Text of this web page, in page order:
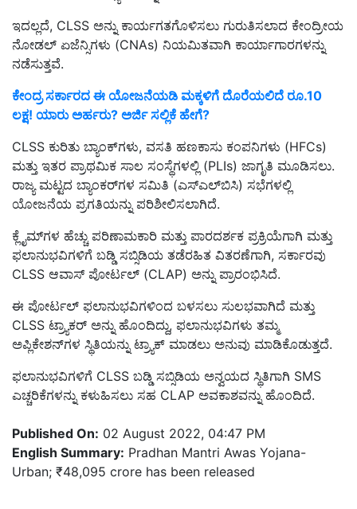
ಇದಲ್ಲದೆ, CLSS ಅನ್ನು ಕಾರ್ಯಗತಗೊಳಿಸಲು ಗುರುತಿಸಲಾದ ಕೇಂದ್ರೀಯ
ನೋಡಲ್ ಏಜೆನ್ಸಿಗಳು (CNAs) ನಿಯಮಿತವಾಗಿ ಕಾರ್ಯಾಗಾರಗಳನ್ನು
ನಡೆಸುತ್ತವೆ.
ಕೇಂದ್ರ ಸರ್ಕಾರದ ಈ ಯೋಜನೆಯಡಿ ಮಕ್ಕಳಿಗೆ ದೊರೆಯಲಿದೆ ರೂ.10
ಲಕ್ಷ! ಯಾರು ಅರ್ಹರು? ಅರ್ಜಿ ಸಲ್ಲಿಕೆ ಹೇಗೆ?
CLSS ಕುರಿತು ಬ್ಯಾಂಕ್‌ಗಳು, ವಸತಿ ಹಣಕಾಸು ಕಂಪನಿಗಳು (HFCs)
ಮತ್ತು ಇತರ ಪ್ರಾಥಮಿಕ ಸಾಲ ಸಂಸ್ಥೆಗಳಲ್ಲಿ (PLIs) ಜಾಗೃತಿ ಮೂಡಿಸಲು.
ರಾಜ್ಯ ಮಟ್ಟದ ಬ್ಯಾಂಕರ್‌ಗಳ ಸಮಿತಿ (ಎಸ್‌ಎಲ್‌ಬಿಸಿ) ಸಭೆಗಳಲ್ಲಿ
ಯೋಜನೆಯ ಪ್ರಗತಿಯನ್ನು ಪರಿಶೀಲಿಸಲಾಗಿದೆ.
ಕ್ಲೈಮ್‌ಗಳ ಹೆಚ್ಚು ಪರಿಣಾಮಕಾರಿ ಮತ್ತು ಪಾರದರ್ಶಕ ಪ್ರಕ್ರಿಯೆಗಾಗಿ ಮತ್ತು
ಫಲಾನುಭವಿಗಳಿಗೆ ಬಡ್ಡಿ ಸಬ್ಸಿಡಿಯ ತಡೆರಹಿತ ವಿತರಣೆಗಾಗಿ, ಸರ್ಕಾರವು
CLSS ಆವಾಸ್ ಪೋರ್ಟಲ್ (CLAP) ಅನ್ನು ಪ್ರಾರಂಭಿಸಿದೆ.
ಈ ಪೋರ್ಟಲ್ ಫಲಾನುಭವಿಗಳಿಂದ ಬಳಸಲು ಸುಲಭವಾಗಿದೆ ಮತ್ತು
CLSS ಟ್ರ್ಯಾಕರ್ ಅನ್ನು ಹೊಂದಿದ್ದು, ಫಲಾನುಭವಿಗಳು ತಮ್ಮ
ಅಪ್ಲಿಕೇಶನ್‌ಗಳ ಸ್ಥಿತಿಯನ್ನು ಟ್ರ್ಯಾಕ್ ಮಾಡಲು ಅನುವು ಮಾಡಿಕೊಡುತ್ತದೆ.
ಫಲಾನುಭವಿಗಳಿಗೆ CLSS ಬಡ್ಡಿ ಸಬ್ಸಿಡಿಯ ಅನ್ವಯದ ಸ್ಥಿತಿಗಾಗಿ SMS
ಎಚ್ಚರಿಕೆಗಳನ್ನು ಕಳುಹಿಸಲು ಸಹ CLAP ಅವಕಾಶವನ್ನು ಹೊಂದಿದೆ.
Published On: 02 August 2022, 04:47 PM
English Summary: Pradhan Mantri Awas Yojana-
Urban; ₹48,095 crore has been released